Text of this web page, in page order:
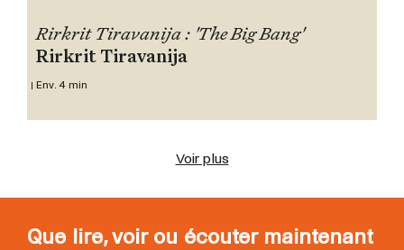
Rirkrit Tiravanija : 'The Big Bang'
Rirkrit Tiravanija
Env. 4 min
Voir plus
Que lire, voir ou écouter maintenant